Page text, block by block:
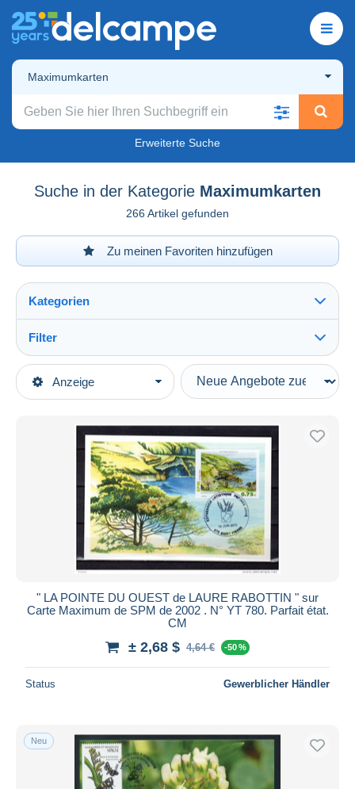
Maximumkarten
Erweiterte Suche
Suche in der Kategorie Maximumkarten
266 Artikel gefunden
Zu meinen Favoriten hinzufügen
Anzeige
Kategorien
Hauptkategorien
Amerika
Saint-Pierre und Miquelon
Maximumkarten
Filter
Art der Verkäufe
Laufende Angebote
Festpreise
Auktionen mit Geboten
Auktionen ohne Gebote
Auktionshäuser
Verkauft
Alle Laufzeiten
Endet in
Von $
Zahlungsmethoden
PayPal
" LA POINTE DU OUEST de LAURE RABOTTIN " sur
Carte Maximum de SPM de 2002 . N° YT 780. Parfait état.
CM
± 2,68 $ 4,64 € -50 %
Status Gewerblicher Händler
Neu